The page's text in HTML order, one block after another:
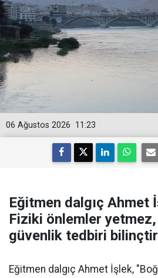
11:23
06 Ağustos 2026
Eğitmen dalgıç Ahmet
Fiziki önlemler
güvenlik tedbiri bilinçtir
Eğitmen dalgıç Ahmet İşlek,